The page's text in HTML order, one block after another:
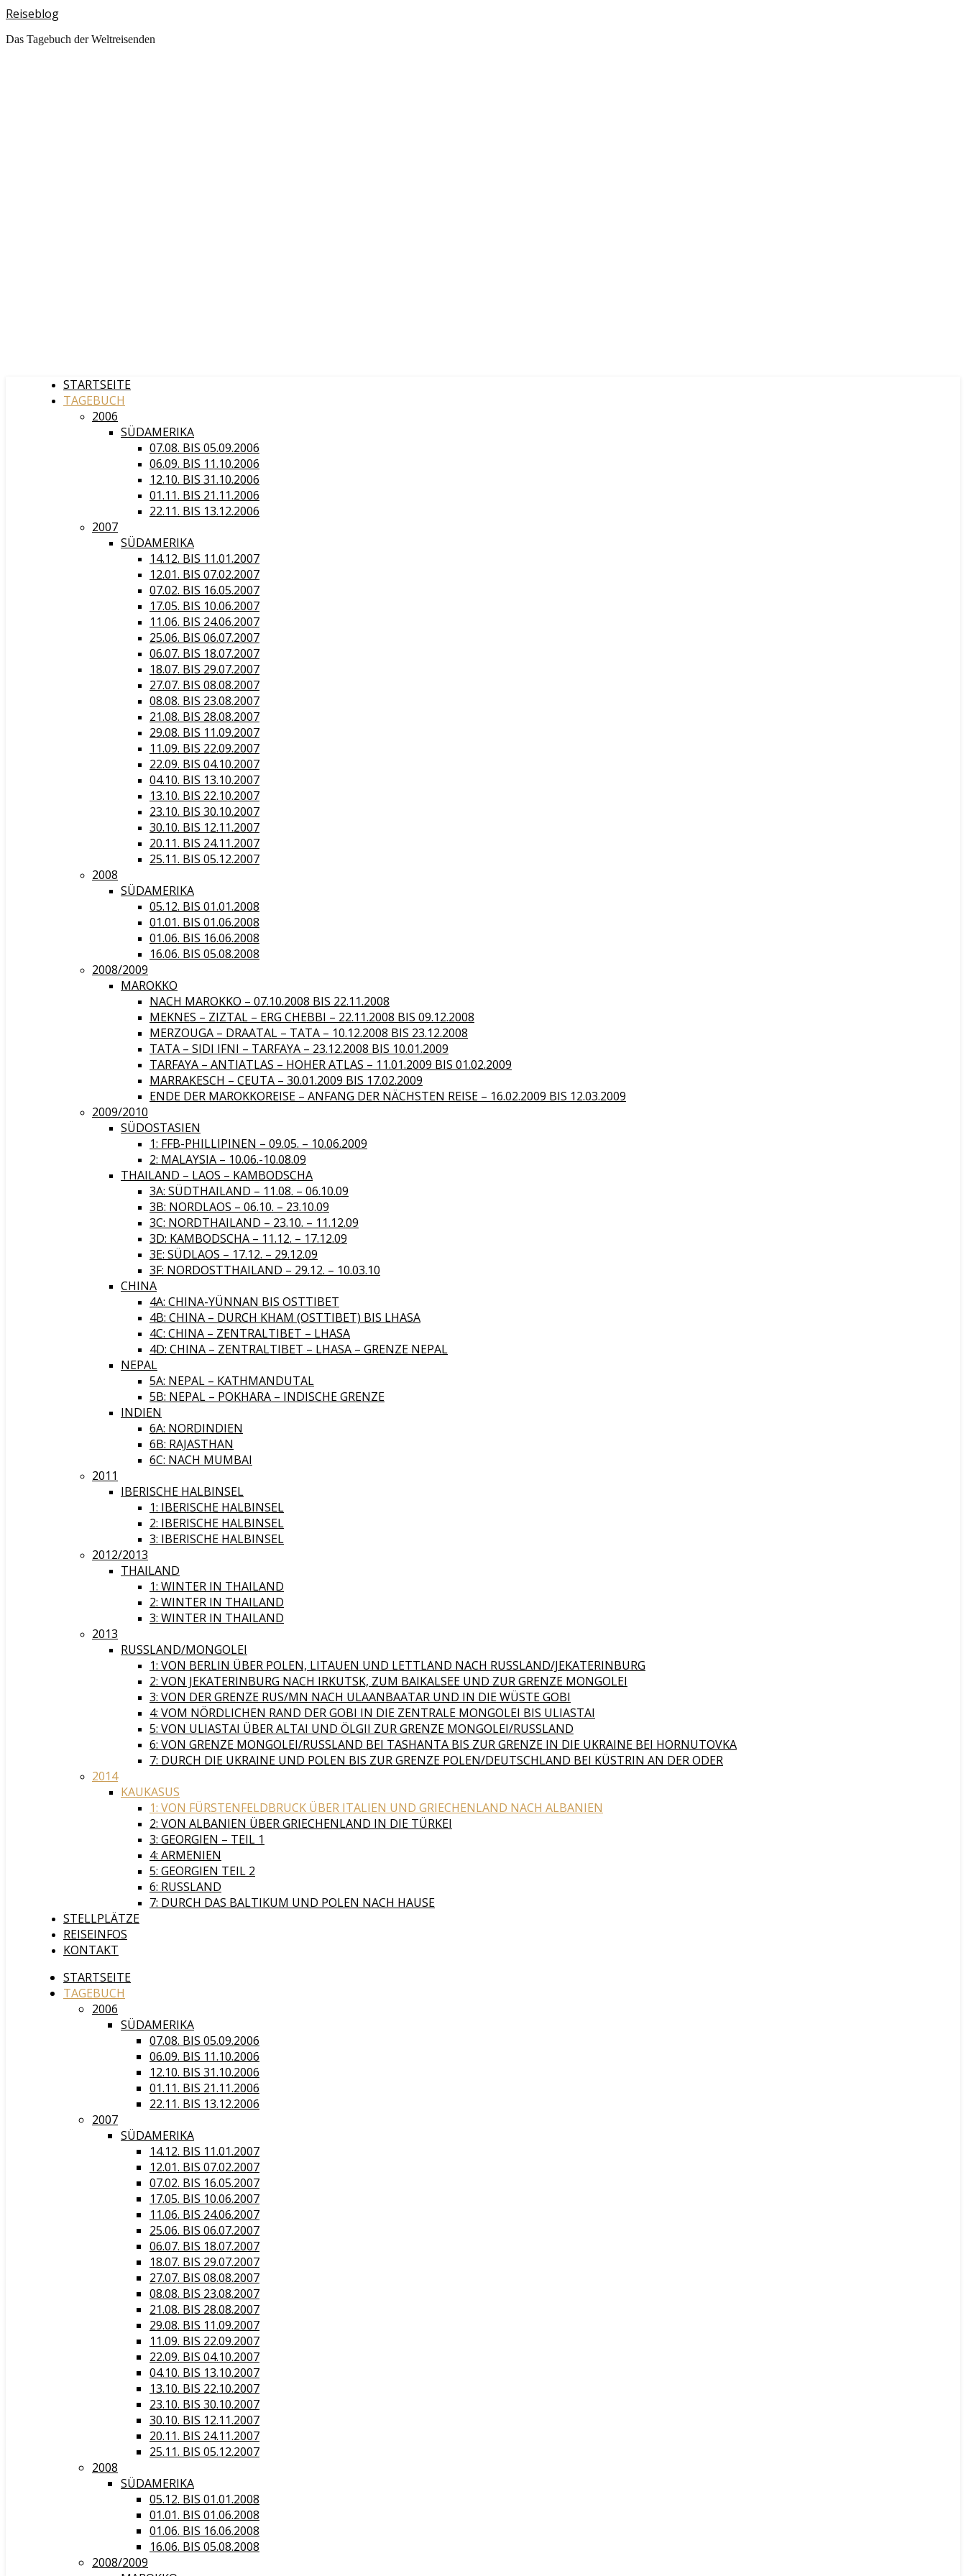
Reiseblog
Das Tagebuch der Weltreisenden
STARTSEITE
TAGEBUCH
2006
SÜDAMERIKA
07.08. BIS 05.09.2006
06.09. BIS 11.10.2006
12.10. BIS 31.10.2006
01.11. BIS 21.11.2006
22.11. BIS 13.12.2006
2007
SÜDAMERIKA
14.12. BIS 11.01.2007
12.01. BIS 07.02.2007
07.02. BIS 16.05.2007
17.05. BIS 10.06.2007
11.06. BIS 24.06.2007
25.06. BIS 06.07.2007
06.07. BIS 18.07.2007
18.07. BIS 29.07.2007
27.07. BIS 08.08.2007
08.08. BIS 23.08.2007
21.08. BIS 28.08.2007
29.08. BIS 11.09.2007
11.09. BIS 22.09.2007
22.09. BIS 04.10.2007
04.10. BIS 13.10.2007
13.10. BIS 22.10.2007
23.10. BIS 30.10.2007
30.10. BIS 12.11.2007
20.11. BIS 24.11.2007
25.11. BIS 05.12.2007
2008
SÜDAMERIKA
05.12. BIS 01.01.2008
01.01. BIS 01.06.2008
01.06. BIS 16.06.2008
16.06. BIS 05.08.2008
2008/2009
MAROKKO
NACH MAROKKO – 07.10.2008 BIS 22.11.2008
MEKNES – ZIZTAL – ERG CHEBBI – 22.11.2008 BIS 09.12.2008
MERZOUGA – DRAATAL – TATA – 10.12.2008 BIS 23.12.2008
TATA – SIDI IFNI – TARFAYA – 23.12.2008 BIS 10.01.2009
TARFAYA – ANTIATLAS – HOHER ATLAS – 11.01.2009 BIS 01.02.2009
MARRAKESCH – CEUTA – 30.01.2009 BIS 17.02.2009
ENDE DER MAROKKOREISE – ANFANG DER NÄCHSTEN REISE – 16.02.2009 BIS 12.03.2009
2009/2010
SÜDOSTASIEN
1: FFB-PHILLIPINEN – 09.05. – 10.06.2009
2: MALAYSIA – 10.06.-10.08.09
THAILAND – LAOS – KAMBODSCHA
3A: SÜDTHAILAND – 11.08. – 06.10.09
3B: NORDLAOS – 06.10. – 23.10.09
3C: NORDTHAILAND – 23.10. – 11.12.09
3D: KAMBODSCHA – 11.12. – 17.12.09
3E: SÜDLAOS – 17.12. – 29.12.09
3F: NORDOSTTHAILAND – 29.12. – 10.03.10
CHINA
4A: CHINA-YÜNNAN BIS OSTTIBET
4B: CHINA – DURCH KHAM (OSTTIBET) BIS LHASA
4C: CHINA – ZENTRALTIBET – LHASA
4D: CHINA – ZENTRALTIBET – LHASA – GRENZE NEPAL
NEPAL
5A: NEPAL – KATHMANDUTAL
5B: NEPAL – POKHARA – INDISCHE GRENZE
INDIEN
6A: NORDINDIEN
6B: RAJASTHAN
6C: NACH MUMBAI
2011
IBERISCHE HALBINSEL
1: IBERISCHE HALBINSEL
2: IBERISCHE HALBINSEL
3: IBERISCHE HALBINSEL
2012/2013
THAILAND
1: WINTER IN THAILAND
2: WINTER IN THAILAND
3: WINTER IN THAILAND
2013
RUSSLAND/MONGOLEI
1: VON BERLIN ÜBER POLEN, LITAUEN UND LETTLAND NACH RUSSLAND/JEKATERINBURG
2: VON JEKATERINBURG NACH IRKUTSK, ZUM BAIKALSEE UND ZUR GRENZE MONGOLEI
3: VON DER GRENZE RUS/MN NACH ULAANBAATAR UND IN DIE WÜSTE GOBI
4: VOM NÖRDLICHEN RAND DER GOBI IN DIE ZENTRALE MONGOLEI BIS ULIASTAI
5: VON ULIASTAI ÜBER ALTAI UND ÖLGII ZUR GRENZE MONGOLEI/RUSSLAND
6: VON GRENZE MONGOLEI/RUSSLAND BEI TASHANTA BIS ZUR GRENZE IN DIE UKRAINE BEI HORNUTOVKA
7: DURCH DIE UKRAINE UND POLEN BIS ZUR GRENZE POLEN/DEUTSCHLAND BEI KÜSTRIN AN DER ODER
2014
KAUKASUS
1: VON FÜRSTENFELDBRUCK ÜBER ITALIEN UND GRIECHENLAND NACH ALBANIEN
2: VON ALBANIEN ÜBER GRIECHENLAND IN DIE TÜRKEI
3: GEORGIEN – TEIL 1
4: ARMENIEN
5: GEORGIEN TEIL 2
6: RUSSLAND
7: DURCH DAS BALTIKUM UND POLEN NACH HAUSE
STELLPLÄTZE
REISEINFOS
KONTAKT
STARTSEITE
TAGEBUCH
2006
SÜDAMERIKA
07.08. BIS 05.09.2006
06.09. BIS 11.10.2006
12.10. BIS 31.10.2006
01.11. BIS 21.11.2006
22.11. BIS 13.12.2006
2007
SÜDAMERIKA
14.12. BIS 11.01.2007
12.01. BIS 07.02.2007
07.02. BIS 16.05.2007
17.05. BIS 10.06.2007
11.06. BIS 24.06.2007
25.06. BIS 06.07.2007
06.07. BIS 18.07.2007
18.07. BIS 29.07.2007
27.07. BIS 08.08.2007
08.08. BIS 23.08.2007
21.08. BIS 28.08.2007
29.08. BIS 11.09.2007
11.09. BIS 22.09.2007
22.09. BIS 04.10.2007
04.10. BIS 13.10.2007
13.10. BIS 22.10.2007
23.10. BIS 30.10.2007
30.10. BIS 12.11.2007
20.11. BIS 24.11.2007
25.11. BIS 05.12.2007
2008
SÜDAMERIKA
05.12. BIS 01.01.2008
01.01. BIS 01.06.2008
01.06. BIS 16.06.2008
16.06. BIS 05.08.2008
2008/2009